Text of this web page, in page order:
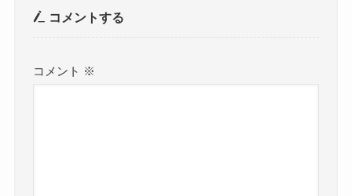
コメントする
コメント ※